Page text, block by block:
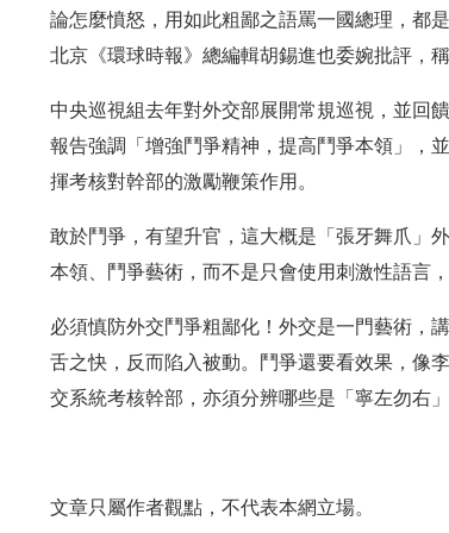
論怎麼憤怒，用如此粗鄙之語罵一國總理，都
北京《環球時報》總編輯胡錫進也委婉批評，
中央巡視組去年對外交部展開常規巡視，並回
報告強調「增強鬥爭精神，提高鬥爭本領」，
揮考核對幹部的激勵鞭策作用。
敢於鬥爭，有望升官，這大概是「張牙舞爪」
本領、鬥爭藝術，而不是只會使用刺激性語言
必須慎防外交鬥爭粗鄙化！外交是一門藝術，
舌之快，反而陷入被動。鬥爭還要看效果，像
交系統考核幹部，亦須分辨哪些是「寧左勿右
文章只屬作者觀點，不代表本網立場。